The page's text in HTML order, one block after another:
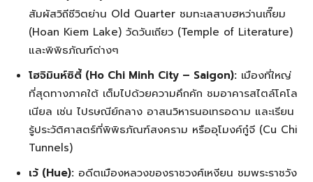
สัมผัสวิถีชีวิตย่าน Old Quarter ชมทะเลสาบฮหว่านเกี๊ยม
(Hoan Kiem Lake) วัดวันเถียว (Temple of Literature)
และพิพิธภัณฑ์ต่างๆ
โฮจิมินห์ซิตี้ (Ho Chi Minh City – Saigon): เมืองที่ใหญ่
ที่สุดทางภาคใต้ เต็มไปด้วยความคึกคัก ชมอาคารสไตล์โคโล
เนียล เช่น ไปรษณีย์กลาง อาสนวิหารนอเทรอดาม และเรียน
รู้ประวัติศาสตร์ที่พิพิธภัณฑ์สงคราม หรืออุโมงค์กู๋จี (Cu Chi
Tunnels)
เว้ (Hue): อดีตเมืองหลวงของราชวงศ์เหงียน ชมพระราชวัง